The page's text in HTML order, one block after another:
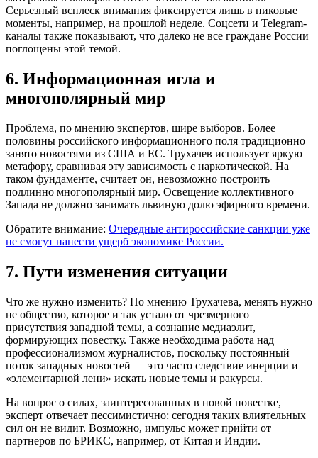
Серьезный всплеск внимания фиксируется лишь в пиковые
моменты, например, на прошлой неделе. Соцсети и Telegram-
каналы также показывают, что далеко не все граждане России
поглощены этой темой.
6. Информационная игла и
многополярный мир
Проблема, по мнению экспертов, шире выборов. Более
половины российского информационного поля традиционно
занято новостями из США и ЕС. Трухачев использует яркую
метафору, сравнивая эту зависимость с наркотической. На
таком фундаменте, считает он, невозможно построить
подлинно многополярный мир. Освещение коллективного
Запада не должно занимать львиную долю эфирного времени.
Обратите внимание: Очередные антироссийские санкции уже
не смогут нанести ущерб экономике России.
7. Пути изменения ситуации
Что же нужно изменить? По мнению Трухачева, менять нужно
не общество, которое и так устало от чрезмерного
присутствия западной темы, а сознание медиаэлит,
формирующих повестку. Также необходима работа над
профессионализмом журналистов, поскольку постоянный
поток западных новостей — это часто следствие инерции и
«элементарной лени» искать новые темы и ракурсы.
На вопрос о силах, заинтересованных в новой повестке,
эксперт отвечает пессимистично: сегодня таких влиятельных
сил он не видит. Возможно, импульс может прийти от
партнеров по БРИКС, например, от Китая и Индии.